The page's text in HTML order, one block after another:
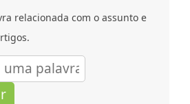
relacionada com o assunto e